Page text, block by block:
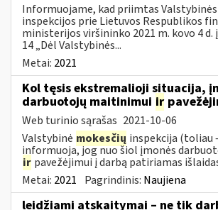
Informuojame, kad priimtas Valstybinės
inspekcijos prie Lietuvos Respublikos
ministerijos viršininko 2021 m. kovo 4 d.
14 „Dėl Valstybinės...
Metai: 2021
Kol tęsis ekstremalioji situacija,
darbuotojų maitinimui ir
Web turinio sąrašas 2021-10-06
Valstybinė mokesčių inspekcija (toliau
informuoja, jog nuo šiol įmonės
ir pavežėjimui į darbą patiriamas
Metai: 2021 Pagrindinis: Naujiena
leidžiami atskaitymai – ne tik